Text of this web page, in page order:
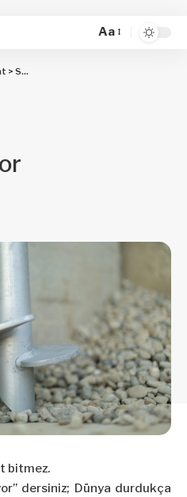
Aa
> Sakın EYT’yi Boşuna Bekliyor Olmayın?
bitmez.
dersiniz; Dünya durdukça